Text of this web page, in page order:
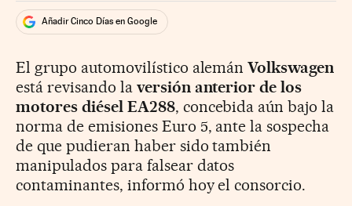
Añadir Cinco Días en Google
El grupo automovilístico alemánVolkswagen
está revisando la versión anterior de los
motores diésel EA288, concebida aún bajo la
norma de emisiones Euro 5, ante la sospecha
de que pudieran haber sido también
manipulados para falsear datos
contaminantes, informó hoy el consorcio.